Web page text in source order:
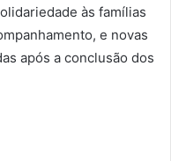
às famílias
e novas
após a conclusão dos